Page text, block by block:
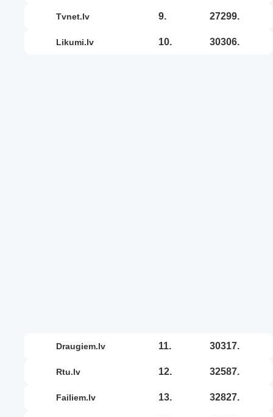
tvnet.lv 9. 27299.
likumi.lv 10. 30306.
draugiem.lv 11. 30317.
rtu.lv 12. 32587.
failiem.lv 13. 32827.